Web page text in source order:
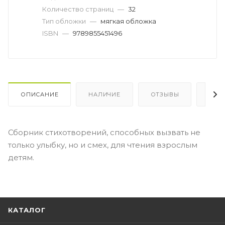
Количество страниц — 32
Тип обложки — мягкая обложка
ISBN — 9789855451496
ОПИСАНИЕ НАЛИЧИЕ ОТЗЫВЫ
Сборник стихотворений, способных вызвать не
только улыбку, но и смех, для чтения взрослым
детям.
КАТАЛОГ